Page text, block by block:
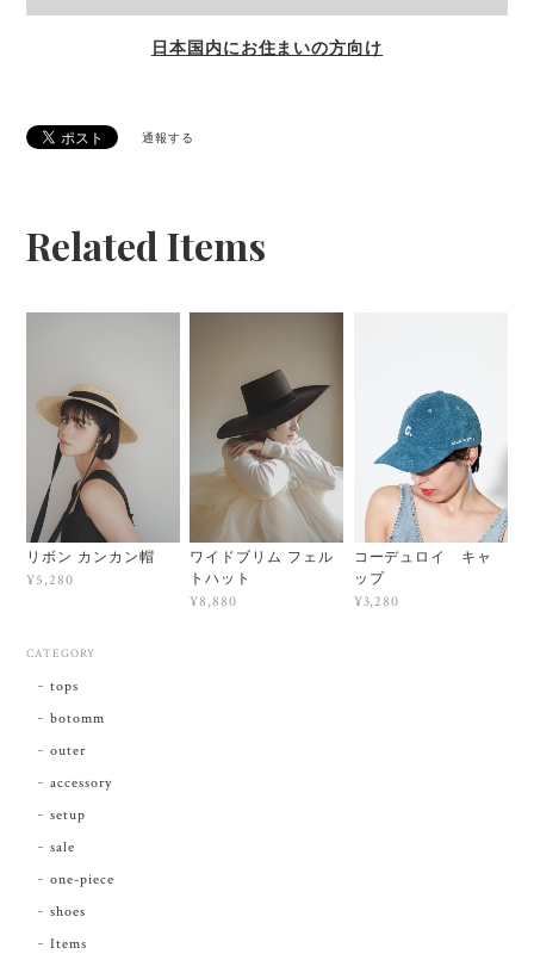
日本国内にお住まいの方向け
通報する
Related Items
リボン カンカン帽
¥5,280
ワイドブリム フェル
トハット
¥8,880
コーデュロイ キャ
ップ
¥3,280
CATEGORY
tops
botomm
outer
accessory
setup
sale
one-piece
shoes
Items